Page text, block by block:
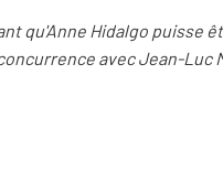
qu'Anne Hidalgo puisse
avec Jean-